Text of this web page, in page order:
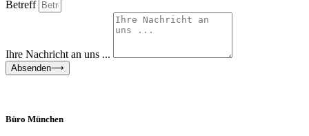
Betreff
Ihre Nachricht an uns ...
Absenden⟶
Büro München